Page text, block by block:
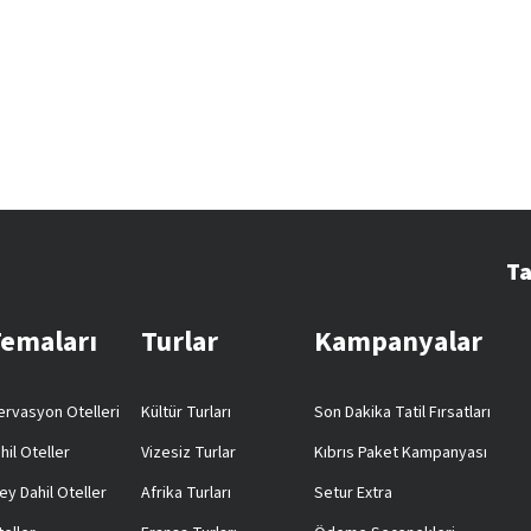
Otelleri
Oteller
Dahil Oteller
Turlar
Kültür Turları
Vizesiz Turlar
Afrika Turları
Kampanyalar
Son Dakika Tatil Fırsatları
Kıbrıs Paket Kampanyası
Setur Extra